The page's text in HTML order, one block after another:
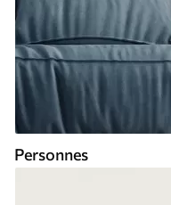
Personnes